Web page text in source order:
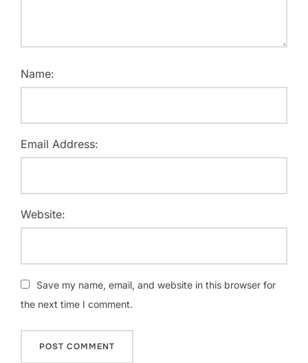
Name:
Email Address:
Website:
Save my name, email, and website in this browser for
the next time I comment.